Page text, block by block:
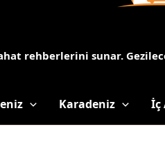
rehberlerini sunar.
Karadeniz İç